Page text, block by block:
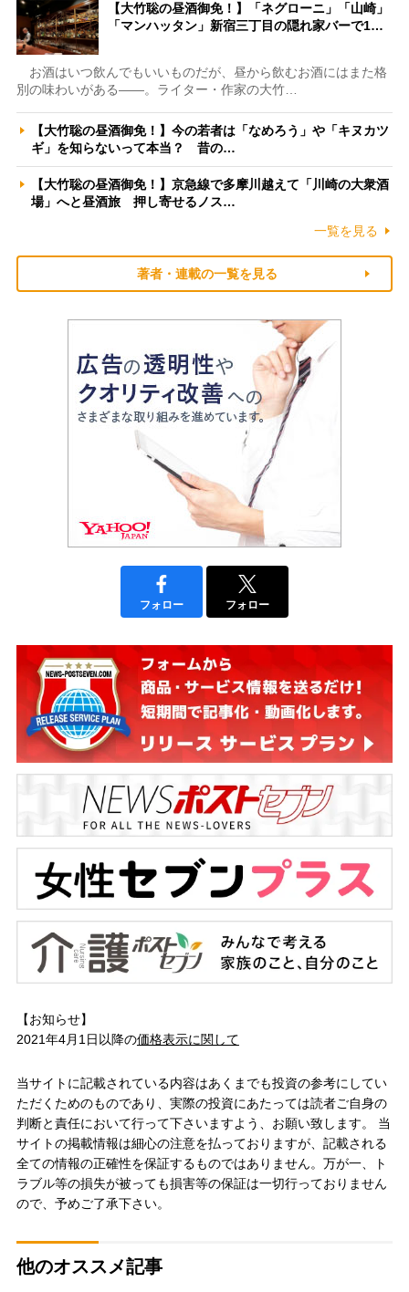
【大竹聡の昼酒御免！】「ネグローニ」「山崎」
「マンハッタン」新宿三丁目の隠れ家バーで1…
お酒はいつ飲んでもいいものだが、昼から飲むお酒にはまた格
別の味わいがある――。ライター・作家の大竹…
【大竹聡の昼酒御免！】今の若者は「なめろう」や「キヌカツ
ギ」を知らないって本当？ 昔の…
【大竹聡の昼酒御免！】京急線で多摩川越えて「川崎の大衆酒
場」へと昼酒旅 押し寄せるノス…
一覧を見る
著者・連載の一覧を見る
フォロー フォロー
【お知らせ】
2021年4月1日以降の価格表示に関して
当サイトに記載されている内容はあくまでも投資の参考にしてい
ただくためのものであり、実際の投資にあたっては読者ご自身の
判断と責任において行って下さいますよう、お願い致します。 当
サイトの掲載情報は細心の注意を払っておりますが、記載される
全ての情報の正確性を保証するものではありません。万が一、ト
ラブル等の損失が被っても損害等の保証は一切行っておりません
ので、予めご了承下さい。
他のオススメ記事